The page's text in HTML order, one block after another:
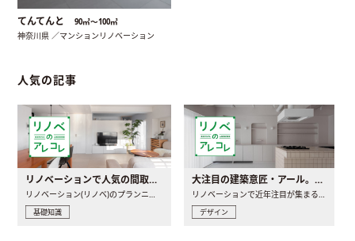
てんてんと 90㎡〜100㎡
神奈川県 ／マンションリノベーション
人気の記事
リノベーションで人気の間取りとは？トレンドの間取りと実例を徹底解説
リノベーション(リノベ)のプランニングで一番最初に決めるのは..
基礎知識
大注目の建築意匠・アール。人気の理由と空間に取り入れるポイント
リノベーションで近年注目が集まる建築意匠の一つであるアール..
デザイン